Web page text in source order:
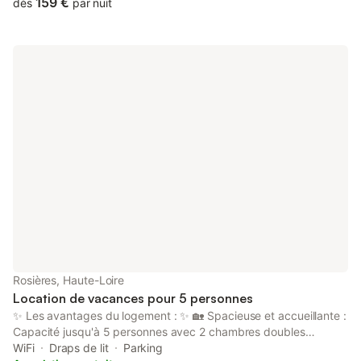
dès
par nuit
Rosières, Haute-Loire
Location de vacances pour 5 personnes
✨ Les avantages du logement : ✨ 🏡 Spacieuse et accueillante :
Capacité jusqu'à 5 personnes avec 2 chambres doubles
(160x190) et une chambre simple, idéale pour des vacances en
WiFi Draps de lit
Parking